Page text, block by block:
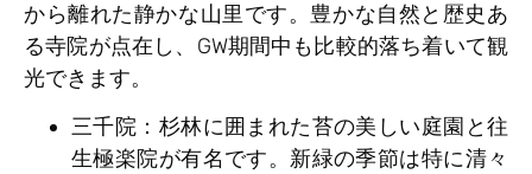
から離れた静かな山里です。豊かな自然と歴史あ
る寺院が点在し、GW期間中も比較的落ち着いて観
光できます。
三千院 ：杉林に囲まれた苔の美しい庭園と往
生極楽院が有名です。新緑の季節は特に清々